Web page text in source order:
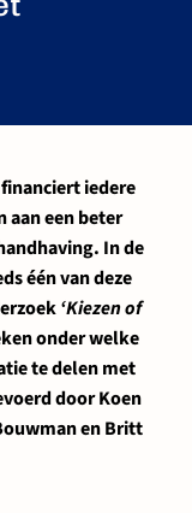
iedere
aan een beter
In de
één van deze
‘Kiezen of
onder welke
te delen met
door Koen
en Britt